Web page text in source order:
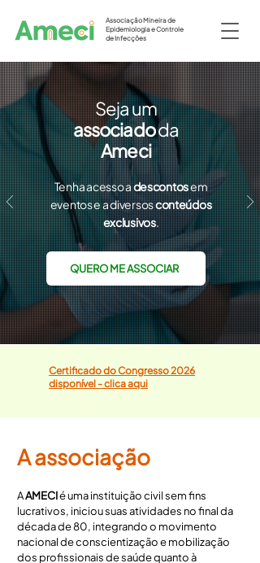
Associação Mineira de
Epidemiologia e Controle
de Infecções
Seja um
associadoda
Ameci
Tenha acesso adescontosem
eventos ea diversosconteúdos
exclusivos.
QUERO ME ASSOCIAR
Certificado do Congresso 2026
disponível - clica aqui
A associação
AAMECIé uma instituição civil sem fins
lucrativos, iniciou suas atividades no final da
década de 80, integrando o movimento
nacional de conscientização e mobilização
dos profissionais de saúde quanto à